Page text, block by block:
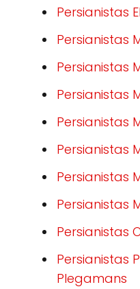
Persianistas
Persianistas
Persianistas
Persianistas
Persianistas
Persianistas
Persianistas
Persianistas
Persianistas
Persianistas
Plegamans